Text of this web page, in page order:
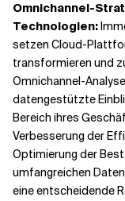
Omnichannel-
Technologien:
setzen Cloud-
transformieren und
Omnichannel-
datengestützte
Bereich ihres
Verbesserung der
Optimierung der
umfangreichen
eine entscheidende